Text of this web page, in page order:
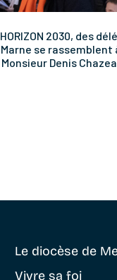
2030, des
se rassemblent
Denis
Le diocèse de
Vivre sa foi